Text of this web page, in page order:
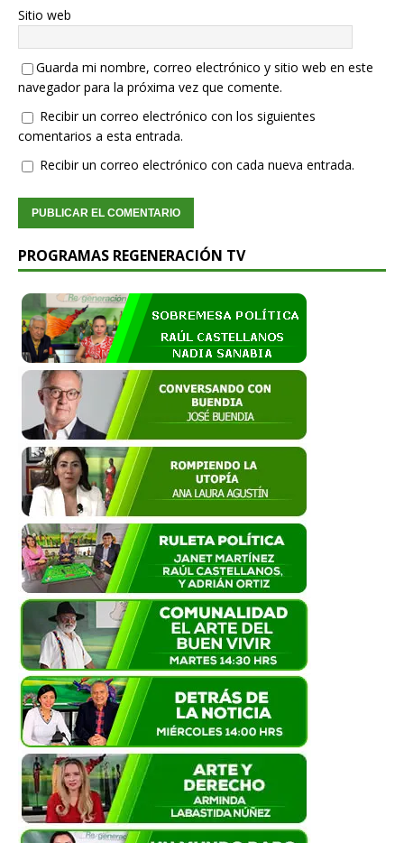
Sitio web
Guarda mi nombre, correo electrónico y sitio web en este
navegador para la próxima vez que comente.
Recibir un correo electrónico con los siguientes
comentarios a esta entrada.
Recibir un correo electrónico con cada nueva entrada.
PROGRAMAS REGENERACIÓN TV